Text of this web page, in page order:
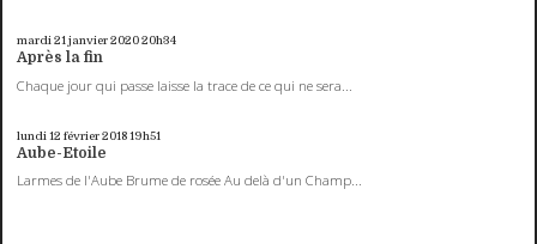
mardi 21janvier 202020h34
Après la fin
Chaque jour qui passe laisse la trace de ce qui ne sera...
lundi 12 février 201819h51
Aube-Etoile
Larmes de l'Aube Brume de rosée Au delà d'un Champ...